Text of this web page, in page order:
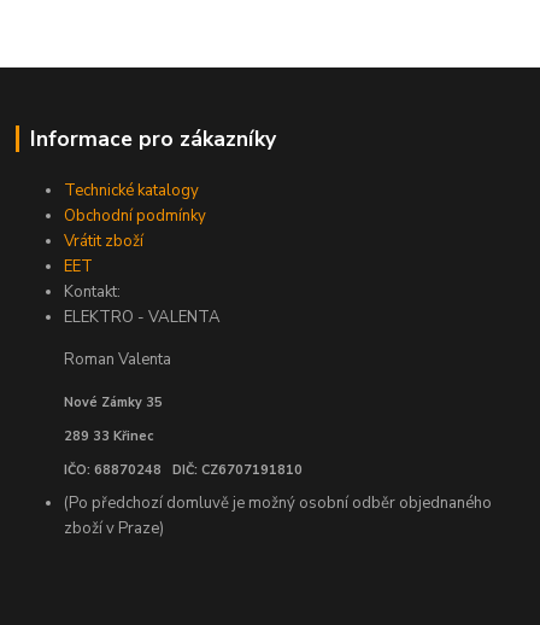
Informace pro zákazníky
Technické katalogy
Obchodní podmínky
Vrátit zboží
EET
Kontakt:
ELEKTRO - VALENTA
Roman Valenta
Nové Zámky 35
289 33 Křinec
IČO: 68870248 DIČ: CZ6707191810
(Po předchozí domluvě je možný osobní odběr objednaného
zboží v Praze)